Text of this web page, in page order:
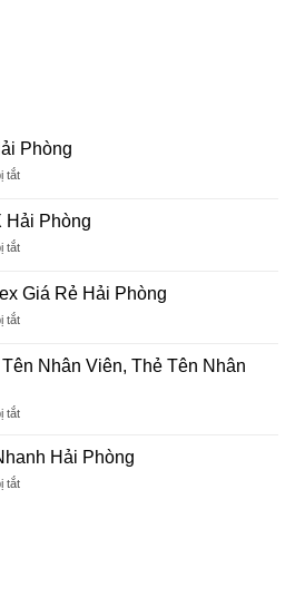
Phòng
tắtở
Giấy
Đẹp
Hải
Hải Phòng
tắtở
Chữ
X
Hải
Giá Rẻ Hải Phòng
tắtở
PP
Bồi
Giá
Hải
Nhân Viên, Thẻ Tên Nhân
tắtở
Hiểu
Tên
Hải Phòng
tắtở